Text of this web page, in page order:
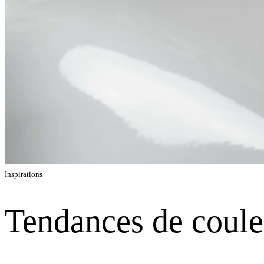
Inspirations
Tendances de